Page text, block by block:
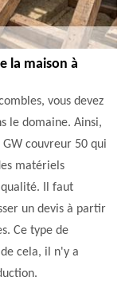
la maison à
vous devez
le domaine. Ainsi,
couvreur 50 qui
matériels
Il faut
un devis à partir
Ce type de
cela, il n'y a